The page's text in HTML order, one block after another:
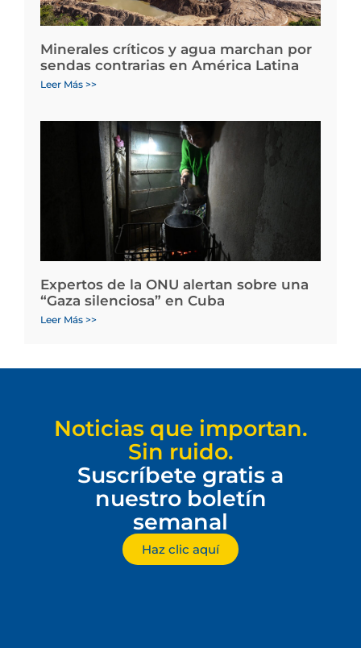
Minerales críticos y agua marchan por
sendas contrarias en América Latina
Leer Más >>
Expertos de la ONU alertan sobre una
“Gaza silenciosa” en Cuba
Leer Más >>
Noticias que importan.
Sin ruido.
Suscríbete gratis a
nuestro boletín
semanal
Haz clic aquí